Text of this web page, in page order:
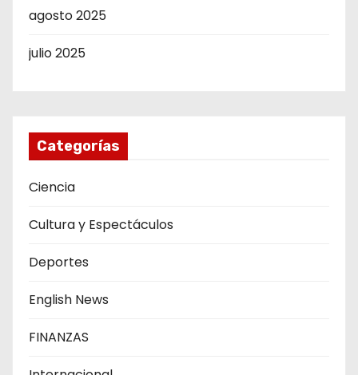
agosto 2025
julio 2025
Categorías
Ciencia
Cultura y Espectáculos
Deportes
English News
FINANZAS